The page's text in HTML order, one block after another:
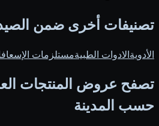
تصنيفات أخرى ضمن
الأدوية الادوات الطبيةمستلزمات
تصفح عروض المنتجات
حسب المدينة